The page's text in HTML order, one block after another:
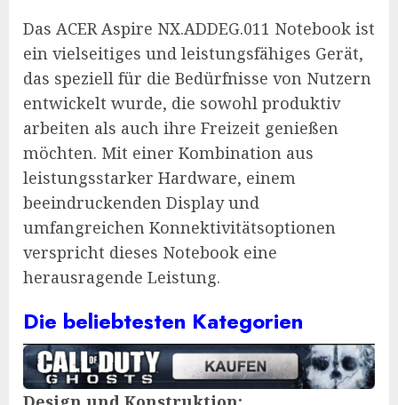
Das ACER Aspire NX.ADDEG.011 Notebook ist
ein vielseitiges und leistungsfähiges Gerät,
das speziell für die Bedürfnisse von Nutzern
entwickelt wurde, die sowohl produktiv
arbeiten als auch ihre Freizeit genießen
möchten. Mit einer Kombination aus
leistungsstarker Hardware, einem
beeindruckenden Display und
umfangreichen Konnektivitätsoptionen
verspricht dieses Notebook eine
herausragende Leistung.
Die beliebtesten Kategorien